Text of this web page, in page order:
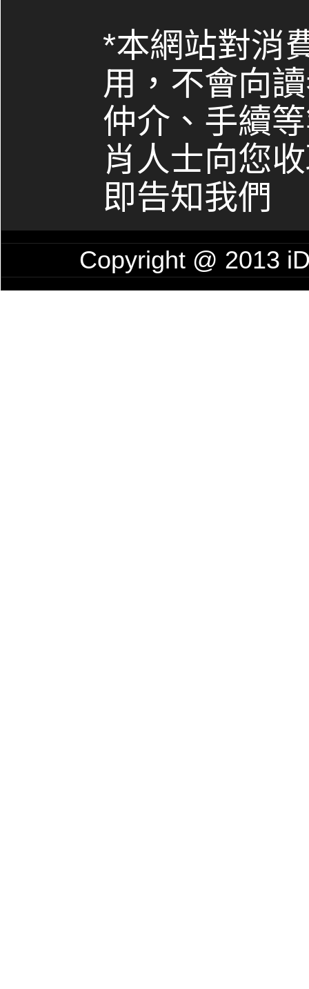
*本網站對消
用，不會向
仲介、手續
肖人士向您
即告知我們
Copyright @ 2013